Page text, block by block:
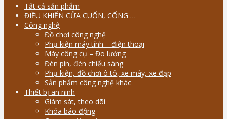
Tất cả sản phẩm
ĐIỀU KHIỂN CỬA CUỐN, CỔNG …
Công nghệ
Đồ chơi công nghệ
Phụ kiện máy tính – điện thoại
Máy công cụ – Đo lường
Đèn pin, đèn chiếu sáng
Phụ kiện, đồ chơi ô tô, xe máy, xe đạp
Sản phẩm công nghệ khác
Thiết bị an ninh
Giám sát, theo dõi
Khóa báo động